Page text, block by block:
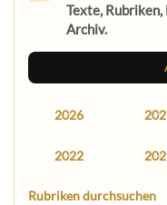
Texte, Rubriken,
Archiv.
2026
2022
Rubriken durchsuchen